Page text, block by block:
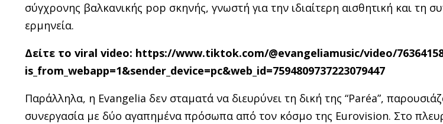
σύγχρονης βαλκανικής pop σκηνής, γνωστή για την ιδιαίτερη αισθητική και τη
ερμηνεία.
Δείτε το viral video: https://www.tiktok.com/@evangeliamusic/video/
is_from_webapp=1&sender_device=pc&web_id=7594809737223079447
Παράλληλα, η Evangelia δεν σταματά να διευρύνει τη δική της “Paréa”,
συνεργασία με δύο αγαπημένα πρόσωπα από τον κόσμο της Eurovision. Στο